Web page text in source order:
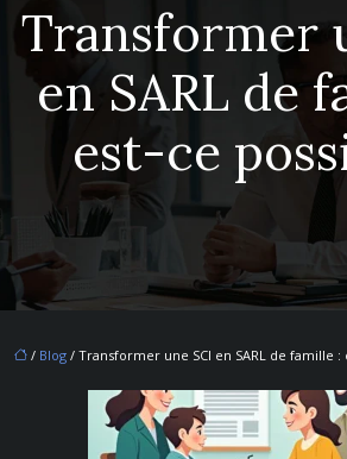
Transformer
en SARL de
est-ce
/ Blog / Transformer une SCI en SARL de famille :